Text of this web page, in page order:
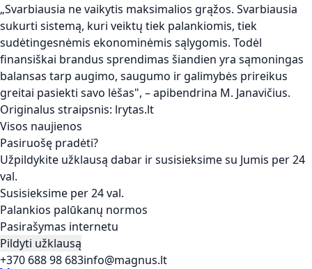
„Svarbiausia ne vaikytis maksimalios grąžos. Svarbiausia
sukurti sistemą, kuri veiktų tiek palankiomis, tiek
sudėtingesnėmis ekonominėmis sąlygomis. Todėl
finansiškai brandus sprendimas šiandien yra sąmoningas
balansas tarp augimo, saugumo ir galimybės prireikus
greitai pasiekti savo lėšas", – apibendrina M. Janavičius.
Originalus straipsnis: lrytas.lt
Visos naujienos
Pasiruošę pradėti?
Užpildykite užklausą dabar ir susisieksime su Jumis per 24
val.
Susisieksime per 24 val.
Palankios palūkanų normos
Pasirašymas internetu
Pildyti užklausą
+370 688 98 683info@magnus.lt